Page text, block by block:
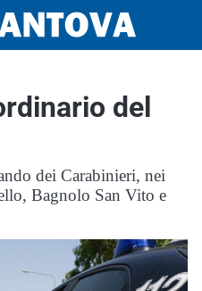
del
dei Carabinieri, nei
Bagnolo San Vito e